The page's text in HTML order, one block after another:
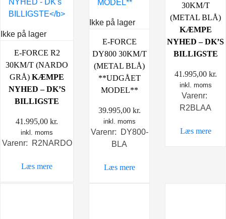
Ikke på lager
E-FORCE R2
30KM/T (NARDO
GRÅ) KÆMPE
NYHED – DK’S
BILLIGSTE
41.995,00 kr.
inkl. moms
Varenr: R2NARDO
Læs mere
Ikke på lager
E-FORCE
DY800 30KM/T
(METAL BLÅ)
**UDGÅET
MODEL**
39.995,00 kr.
inkl. moms
Varenr: DY800-
BLA
Læs mere
30KM/T
(METAL BLÅ)
KÆMPE
NYHED – DK’S
BILLIGSTE
41.995,00 kr.
inkl. moms
Varenr:
R2BLAA
Læs mere